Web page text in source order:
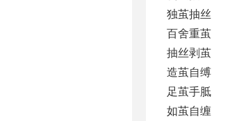
独茧抽丝
百舍重茧
抽丝剥茧
造茧自缚
足茧手胝
如茧自缠